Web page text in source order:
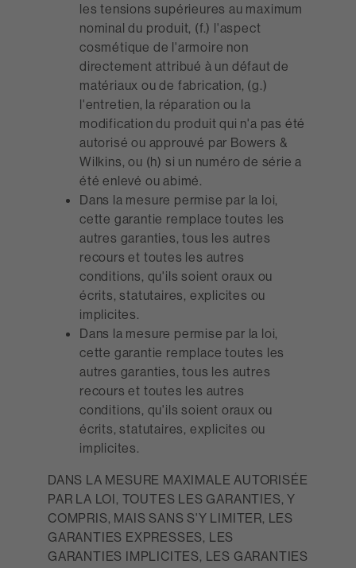
les tensions supérieures au maximum
nominal du produit, (f.) l'aspect
cosmétique de l'armoire non
directement attribué à un défaut de
matériaux ou de fabrication, (g.)
l'entretien, la réparation ou la
modification du produit qui n'a pas été
autorisé ou approuvé par Bowers &
Wilkins, ou (h) si un numéro de série a
été enlevé ou abimé.
Dans la mesure permise par la loi,
cette garantie remplace toutes les
autres garanties, tous les autres
recours et toutes les autres
conditions, qu'ils soient oraux ou
écrits, statutaires, explicites ou
implicites.
Dans la mesure permise par la loi,
cette garantie remplace toutes les
autres garanties, tous les autres
recours et toutes les autres
conditions, qu'ils soient oraux ou
écrits, statutaires, explicites ou
implicites.
DANS LA MESURE MAXIMALE AUTORISÉE
PAR LA LOI, TOUTES LES GARANTIES, Y
COMPRIS, MAIS SANS S'Y LIMITER, LES
GARANTIES EXPRESSES, LES
GARANTIES IMPLICITES, LES GARANTIES